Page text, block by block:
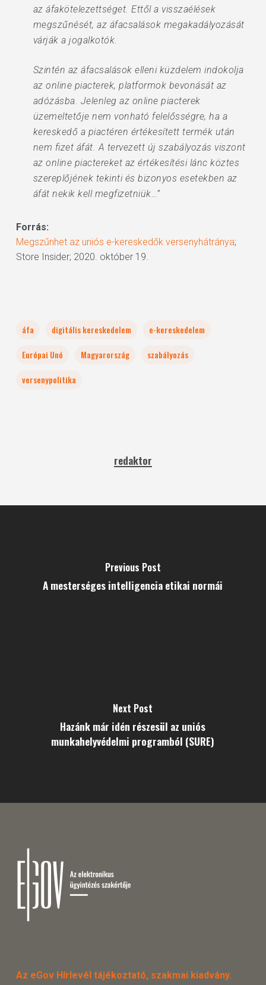
az áfakötelezettséget. Ettől a visszaélések
megszűnését, az áfacsalások megakadályozását
várják a jogalkotók.
Szintén az áfacsalások elleni küzdelem indokolja
az online piacterek, platformok bevonását az
adózásba. Jelenleg az online piacterek
üzemeltetője nem vonható felelősségre, ha a
kereskedő a piactéren értékesített termék után
nem fizet áfát. A tervezett új szabályozás viszont
az online piactereket az értékesítési lánc köztes
szereplőjének tekinti és bizonyos esetekben az
áfát nekik kell megfizetniük…”
Forrás:
Megszűnhet az uniós e-kereskedők versenyhátránya;
Store Insider; 2020. október 19.
áfa digitális kereskedelem
e-kereskedelem
Európai Unó
Magyarország
szabályozás
versenypolitika
redaktor
Previous Post
A mesterséges intelligencia etikai normái
Next Post
Hazánk már idén részesül az uniós
munkahelyvédelmi programból (SURE)
Az eGov Hírlevél tájékoztató, szakmai kiadvány.